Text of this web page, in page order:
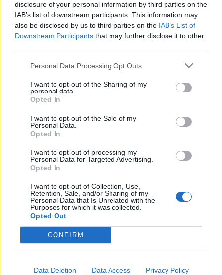
disclosure of your personal information by third parties on the
IAB’s list of downstream participants. This information may
also be disclosed by us to third parties on the IAB’s List of
Downstream Participants that may further disclose it to other
Personal Data Processing Opt Outs
I want to opt-out of the Sharing of my
personal data.
Opted In
I want to opt-out of the Sale of my
Personal Data.
Opted In
I want to opt-out of processing my
Personal Data for Targeted Advertising.
Opted In
I want to opt-out of Collection, Use,
Retention, Sale, and/or Sharing of my
Personal Data that Is Unrelated with the
Purposes for which it was collected.
Opted Out
CONFIRM
Data Deletion Data Access Privacy Policy
LE MIGLIORI OFFERTE AMAZON
SMARTPHONE E NON SOLO: TECNOGAZZETTA
XIAOMI PRESENTA I NUOVI REDMI 17 SERIES,
FOCUS SU AUTONOMIA E INTRATTENIMENTO